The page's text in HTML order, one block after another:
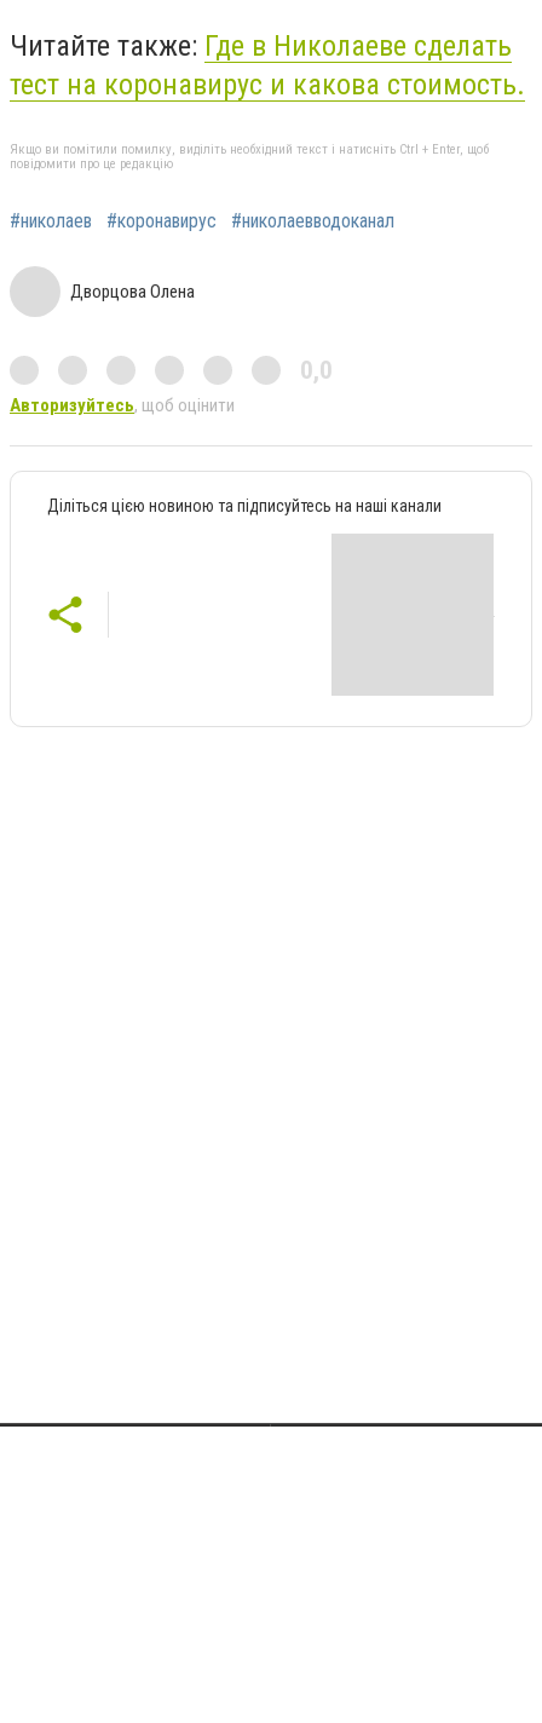
Читайте также: Где в Николаеве сделать
тест на коронавирус и какова стоимость.
Якщо ви помітили помилку, виділіть необхідний текст і натисніть Ctrl + Enter, щоб
повідомити про це редакцію
#николаев #коронавирус #николаевводоканал
Дворцова Олена
0,0
Авторизуйтесь, щоб оцінити
Діліться цією новиною та підписуйтесь на наші канали